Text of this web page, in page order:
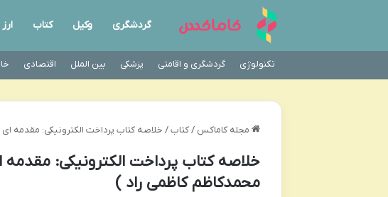
گردشگری وکیل کتاب
تکنولوژی گردشگری و اقامتی پزشکی بین الملل اقتصادی
مجله کاماکس / کتاب / خلاصه کتاب پرداخت الکترونیکی: مقدمه
خلاصه کتاب پرداخت الکترونیکی:
محمدکاظم کاظمی راد )